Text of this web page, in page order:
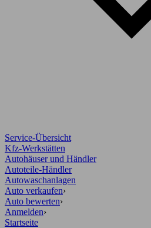
Service-Übersicht
Kfz-Werkstätten
Autohäuser und Händler
Autoteile-Händler
Autowaschanlagen
Auto verkaufen›
Auto bewerten›
Anmelden›
Startseite